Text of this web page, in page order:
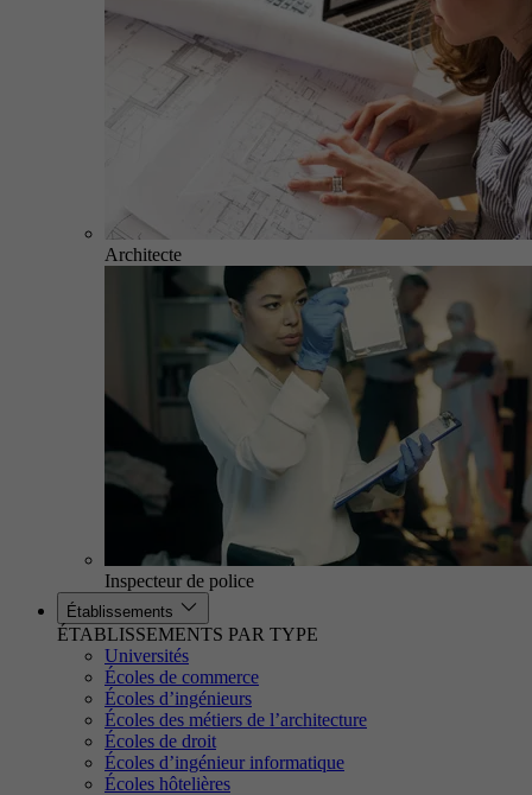
Architecte
Inspecteur de police
Établissements
ÉTABLISSEMENTS PAR TYPE
Universités
Écoles de commerce
Écoles d’ingénieurs
Écoles des métiers de l’architecture
Écoles de droit
Écoles d’ingénieur informatique
Écoles hôtelières